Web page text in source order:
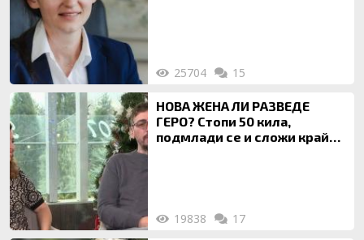
25704 15
НОВА ЖЕНА ЛИ РАЗВЕДЕ
ГЕРО? Стопи 50 кила,
подмлади се и сложи край
19838 17